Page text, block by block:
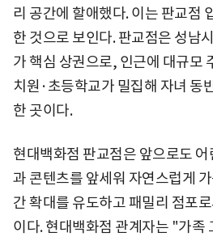
리 공간에 할애했다. 이는 판교점
한 것으로 보인다. 판교점은 성남
가 핵심 상권으로, 인근에 대규모
치원·초등학교가 밀집해 자녀 동
한 곳이다.
현대백화점 판교점은 앞으로도
과 콘텐츠를 앞세워 자연스럽게
간 확대를 유도하고 패밀리 점포
이다. 현대백화점 관계자는 "가족